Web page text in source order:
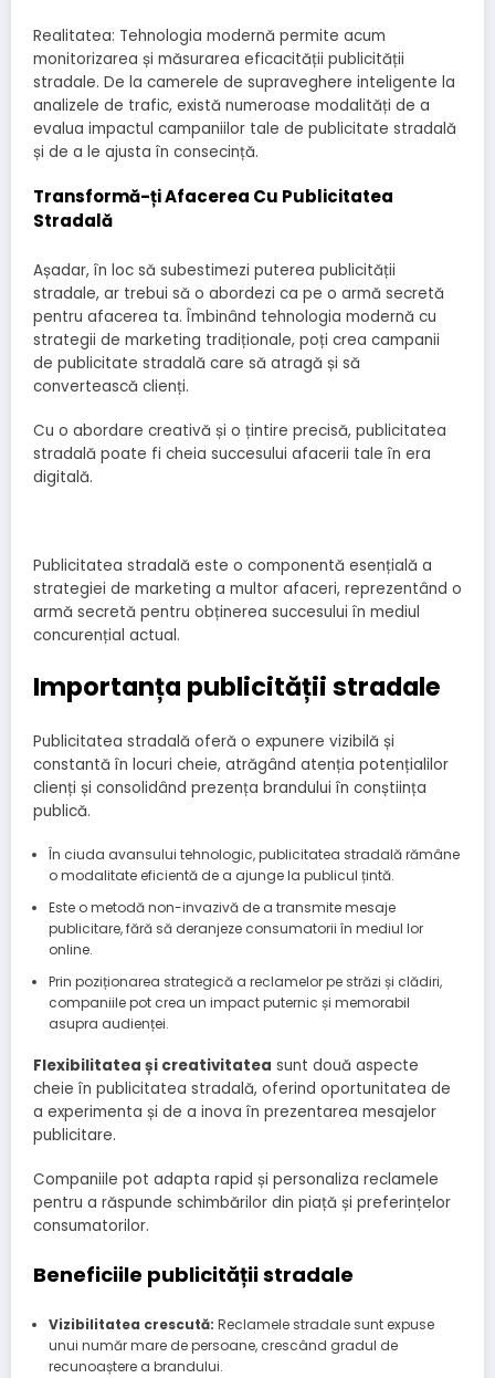
Realitatea: Tehnologia modernă permite acum
monitorizarea și măsurarea eficacității publicității
stradale. De la camerele de supraveghere inteligente la
analizele de trafic, există numeroase modalități de a
evalua impactul campaniilor tale de publicitate stradală
și de a le ajusta în consecință.
Transformă-ți Afacerea Cu Publicitatea
Stradală
Așadar, în loc să subestimezi puterea publicității
stradale, ar trebui să o abordezi ca pe o armă secretă
pentru afacerea ta. Îmbinând tehnologia modernă cu
strategii de marketing tradiționale, poți crea campanii
de publicitate stradală care să atragă și să
convertească clienți.
Cu o abordare creativă și o țintire precisă, publicitatea
stradală poate fi cheia succesului afacerii tale în era
digitală.
Publicitatea stradală este o componentă esențială a
strategiei de marketing a multor afaceri, reprezentând o
armă secretă pentru obținerea succesului în mediul
concurențial actual.
Importanța publicității stradale
Publicitatea stradală oferă o expunere vizibilă și
constantă în locuri cheie, atrăgând atenția potențialilor
clienți și consolidând prezența brandului în conștiința
publică.
În ciuda avansului tehnologic, publicitatea stradală rămâne
o modalitate eficientă de a ajunge la publicul țintă.
Este o metodă non-invazivă de a transmite mesaje
publicitare, fără să deranjeze consumatorii în mediul lor
online.
Prin poziționarea strategică a reclamelor pe străzi și clădiri,
companiile pot crea un impact puternic și memorabil
asupra audienței.
Flexibilitatea și creativitatea sunt două aspecte
cheie în publicitatea stradală, oferind oportunitatea de
a experimenta și de a inova în prezentarea mesajelor
publicitare.
Companiile pot adapta rapid și personaliza reclamele
pentru a răspunde schimbărilor din piață și preferințelor
consumatorilor.
Beneficiile publicității stradale
Vizibilitatea crescută: Reclamele stradale sunt expuse
unui număr mare de persoane, crescând gradul de
recunoaștere a brandului.